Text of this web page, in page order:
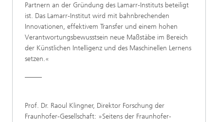
Partnern an der Gründung des Lamarr-Instituts beteiligt
ist. Das Lamarr-Institut wird mit bahnbrechenden
Innovationen, effektivem Transfer und einem hohen
Verantwortungsbewusstsein neue Maßstäbe im Bereich
der Künstlichen Intelligenz und des Maschinellen Lernens
setzen.«
Prof. Dr. Raoul Klingner, Direktor Forschung der
Fraunhofer-Gesellschaft: »Seitens der Fraunhofer-